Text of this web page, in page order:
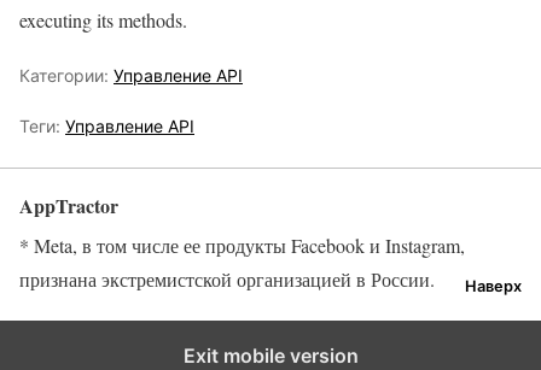
executing its methods.
Категории: Управление API
Теги: Управление API
AppTractor
Наверх
* Meta, в том числе ее продукты Facebook и Instagram,
признана экстремистской организацией в России.
Exit mobile version